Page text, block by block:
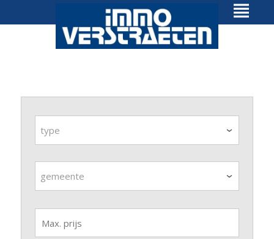
type
gemeente